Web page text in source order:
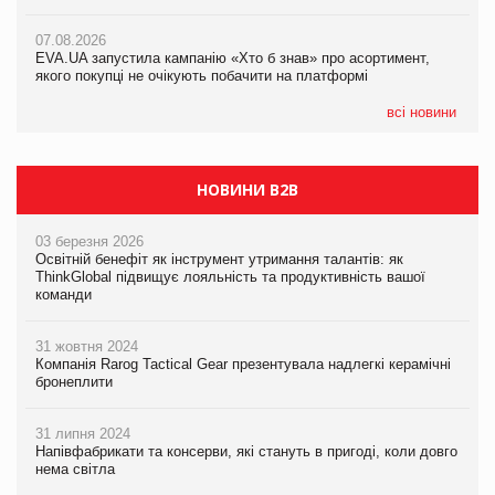
07.08.2026
EVA.UA запустила кампанію «Хто б знав» про асортимент,
якого покупці не очікують побачити на платформі
всі новини
07.08.2026
EVA.UA запустила кампанію «Хто б знав» про асортимент,
якого покупці не очікують побачити на платформі
НОВИНИ B2B
03 березня 2026
Освітній бенефіт як інструмент утримання талантів: як
ThinkGlobal підвищує лояльність та продуктивність вашої
команди
31 жовтня 2024
Компанія Rarog Tactical Gear презентувала надлегкі керамічні
бронеплити
31 липня 2024
Напівфабрикати та консерви, які стануть в пригоді, коли довго
нема світла